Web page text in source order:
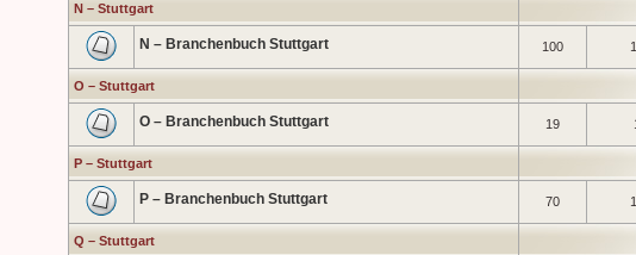
N – Stuttgart
N – Branchenbuch Stuttgart 100
O – Stuttgart
O – Branchenbuch Stuttgart 19
P – Stuttgart
P – Branchenbuch Stuttgart 70
Q – Stuttgart